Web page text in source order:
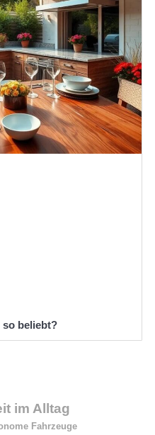
so beliebt?
im Alltag
Fahrzeuge